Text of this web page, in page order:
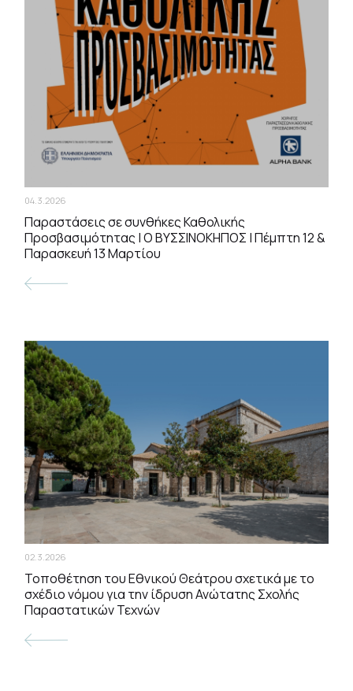
04.3.2026
Παραστάσεις σε συνθήκες Καθολικής
Προσβασιμότητας | Ο ΒΥΣΣΙΝΟΚΗΠΟΣ | Πέμπτη 12 &
Παρασκευή 13 Μαρτίου
02.3.2026
Τοποθέτηση του Εθνικού Θεάτρου σχετικά με το
σχέδιο νόμου για την ίδρυση Ανώτατης Σχολής
Παραστατικών Τεχνών